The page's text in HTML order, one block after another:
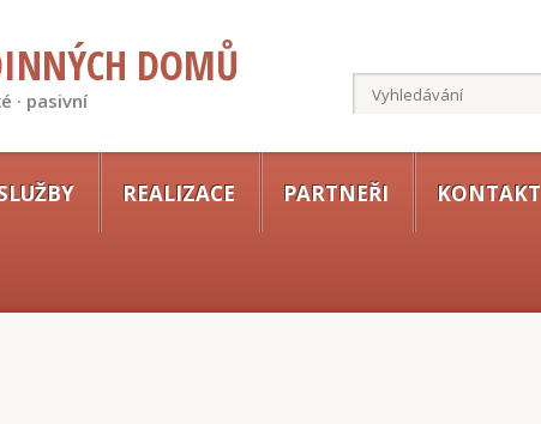
DOMŮ
· pasivní
REALIZACE PARTNEŘI KONTAKT